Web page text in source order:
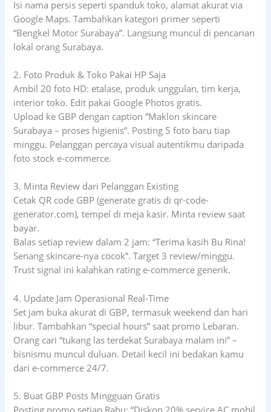
Isi nama persis seperti spanduk toko, alamat akurat via
Google Maps. Tambahkan kategori primer seperti
“Bengkel Motor Surabaya”. Langsung muncul di pencarian
lokal orang Surabaya.
2. Foto Produk & Toko Pakai HP Saja
Ambil 20 foto HD: etalase, produk unggulan, tim kerja,
interior toko. Edit pakai Google Photos gratis.
Upload ke GBP dengan caption “Maklon skincare
Surabaya – proses higienis”. Posting 5 foto baru tiap
minggu. Pelanggan percaya visual autentikmu daripada
foto stock e-commerce.
3. Minta Review dari Pelanggan Existing
Cetak QR code GBP (generate gratis di qr-code-
generator.com), tempel di meja kasir. Minta review saat
bayar.
Balas setiap review dalam 2 jam: “Terima kasih Bu Rina!
Senang skincare-nya cocok”. Target 3 review/minggu.
Trust signal ini kalahkan rating e-commerce generik.
4. Update Jam Operasional Real-Time
Set jam buka akurat di GBP, termasuk weekend dan hari
libur. Tambahkan “special hours” saat promo Lebaran.
Orang cari “tukang las terdekat Surabaya malam ini” –
bisnismu muncul duluan. Detail kecil ini bedakan kamu
dari e-commerce 24/7.
5. Buat GBP Posts Mingguan Gratis
Posting promo setiap Rabu: “Diskon 20% service AC mobil